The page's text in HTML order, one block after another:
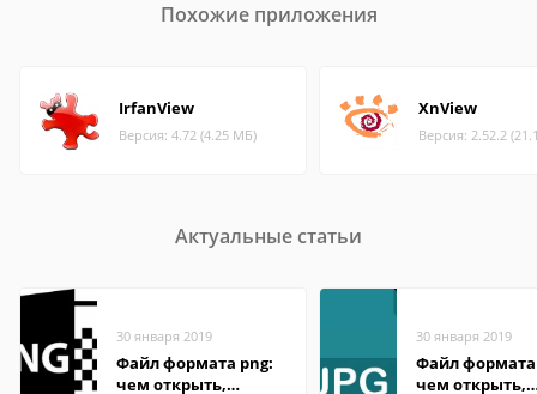
Похожие приложения
IrfanView
Версия: 4.72 (4.25 МБ)
XnView
Версия: 2.52.2
Актуальные статьи
30 января 2019
Файл формата png:
чем открыть,
30 января 2019
Файл формата
чем открыть,